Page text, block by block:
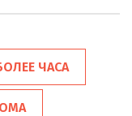
ЧАСА